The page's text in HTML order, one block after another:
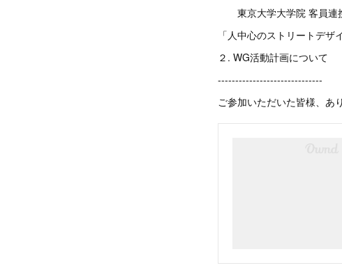
東京大学大学院 客員連
「人中心のストリートデザ
２. WG活動計画について
------------------------------
ご参加いただいた皆様、あ